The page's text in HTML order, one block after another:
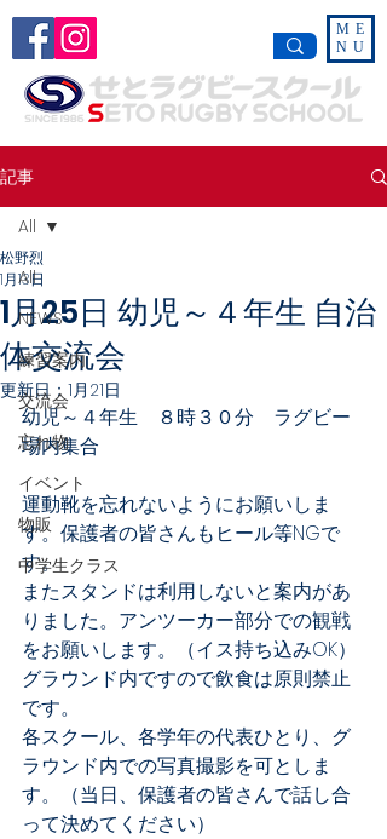
ME
NU
記事
All
NEWS
練習案内
交流会
忘れ物
イベント
物販
中学生クラス
All
1月25日 幼児～４年生 自治
体交流会
松野烈
1月13日
更新日： 1月21日
幼児～４年生　８時３０分　ラグビー
場内集合
運動靴を忘れないようにお願いしま
す。保護者の皆さんもヒール等NGで
す。
またスタンドは利用しないと案内があ
りました。アンツーカー部分での観戦
をお願いします。（イス持ち込みOK）
グラウンド内ですので飲食は原則禁止
です。
各スクール、各学年の代表ひとり、グ
ラウンド内での写真撮影を可としま
す。（当日、保護者の皆さんで話し合
って決めてください）